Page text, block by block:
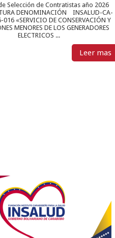
Selección de Contratistas año 2026
DENOMINACIÓN INSALUD-CA-
«SERVICIO DE CONSERVACIÓN Y
MENORES DE LOS GENERADORES
ELECTRICOS ...
Leer mas